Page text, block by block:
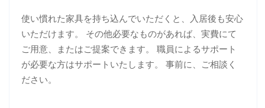
使い慣れた家具を持ち込んでいただくと、入居後も安心
いただけます。 その他必要なものがあれば、実費にて
ご用意、またはご提案できます。 職員によるサポート
が必要な方はサポートいたします。 事前に、ご相談く
ださい。